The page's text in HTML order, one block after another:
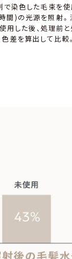
染⾊した⽑束を
間)の光源を照射。
⽤した後、処理前
差を算出して⽐較。